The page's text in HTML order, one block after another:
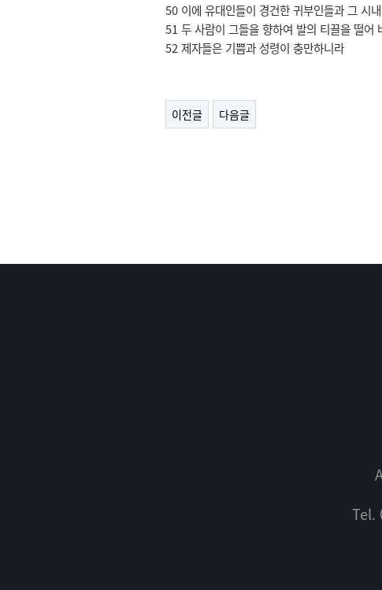
50 이에 유대인들이 경건한 귀부인들과 그 시
51 두 사람이 그들을 향하여 발의 티끌을 떨어
52 제자들은 기쁨과 성령이 충만하니라
이전글 다음글
Tel.